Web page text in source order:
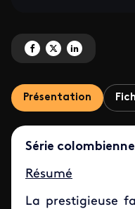
Partagez 'Le secret des
Partagez 'Le secret des
Partagez 'Le
Présentation
Série
Résumé
La prestigieuse